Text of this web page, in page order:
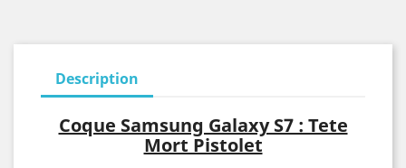
Description
Coque Samsung Galaxy S7 : Tete
Mort Pistolet